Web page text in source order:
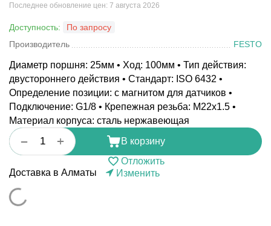
Последнее обновление цен: 7 августа 2026
Доступность:
По запросу
Производитель
FESTO
Диаметр поршня: 25мм • Ход: 100мм • Тип действия:
двустороннего действия • Стандарт: ISO 6432 •
Определение позиции: с магнитом для датчиков •
Подключение: G1/8 • Крепежная резьба: M22x1.5 •
Материал корпуса: сталь нержавеющая
+
−
В корзину
Отложить
Доставка в Алматы
Изменить